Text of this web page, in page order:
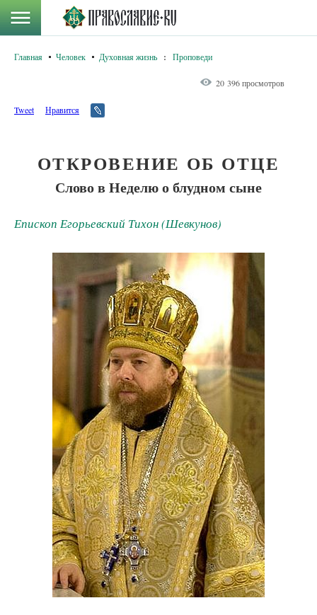
Главная Человек Духовная жизнь : Проповеди
20 396 просмотров
Tweet Нравится
ОТКРОВЕНИЕ ОБ ОТЦЕ
Слово в Неделю о блудном сыне
Епископ Егорьевский Тихон (Шевкунов)